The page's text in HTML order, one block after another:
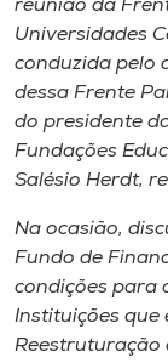
A+
A-
reunião da
Universidades
conduzida pelo
dessa Frente
do presidente
Fundações
Salésio Herdt,
Na ocasião,
Fundo de
condições para
Instituições
Reestruturação